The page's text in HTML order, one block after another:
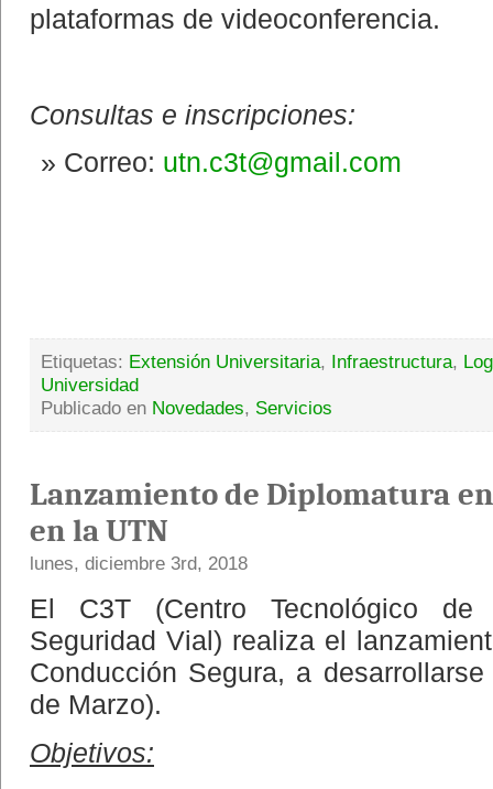
plataformas de videoconferencia.
Consultas e inscripciones:
Correo: utn.c3t@gmail.com
Etiquetas: Extensión Universitaria, Infraestructura,
Universidad
Publicado en Novedades, Servicios
Lanzamiento de Diplomatura en
en la UTN
lunes, diciembre 3rd, 2018
El C3T (Centro Tecnológico de
Seguridad Vial) realiza el
Conducción Segura, a
de Marzo).
Objetivos: